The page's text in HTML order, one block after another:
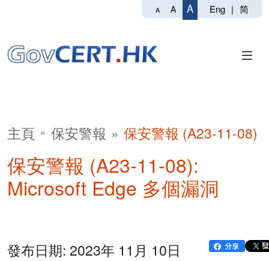
A A A Eng | 简
主頁 保安警報 保安警報 (A23-11-08)
保安警報 (A23-11-08):
Microsoft Edge 多個漏洞
發布日期: 2023年 11月 10日